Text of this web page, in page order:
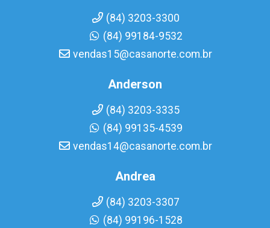
(84) 3203-3300
(84) 99184-9532
vendas15@casanorte.com.br
Anderson
(84) 3203-3335
(84) 99135-4539
vendas14@casanorte.com.br
Andrea
(84) 3203-3307
(84) 99196-1528